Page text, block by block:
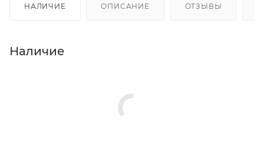
НАЛИЧИЕ ОПИСАНИЕ ОТЗЫВЫ
Наличие